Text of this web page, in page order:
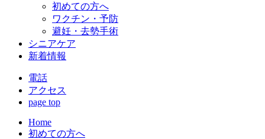
初めての方へ
ワクチン・予防
避妊・去勢手術
シニアケア
新着情報
電話
アクセス
page top
Home
初めての方へ